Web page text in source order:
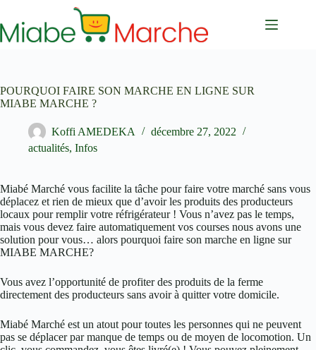
contenu
POURQUOI FAIRE SON MARCHE EN LIGNE SUR
MIABE MARCHE ?
Koffi AMEDEKA
décembre 27, 2022
actualités, Infos
Miabé Marché vous facilite la tâche pour faire votre marché sans vous
déplacez et rien de mieux que d’avoir les produits des producteurs
locaux pour remplir votre réfrigérateur ! Vous n’avez pas le temps,
mais vous devez faire automatiquement vos courses nous avons une
solution pour vous… alors pourquoi faire son marche en ligne sur
MIABE MARCHE?
Vous avez l’opportunité de profiter des produits de la ferme
directement des producteurs sans avoir à quitter votre domicile.
Miabé Marché est un atout pour toutes les personnes qui ne peuvent
pas se déplacer par manque de temps ou de moyen de locomotion. Un